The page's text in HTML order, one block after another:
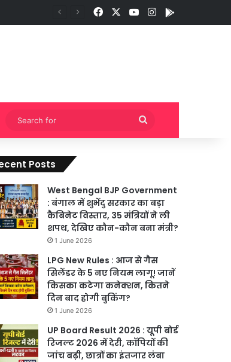
FacebookYouTubeInstagram
Search
for
Posts
West Bengal BJP Government
: बंगाल में शुभेंदु सरकार का बड़ा
कैबिनेट विस्तार, 35 मंत्रियों ने ली
शपथ, देखिए कौन-कौन बना मंत्री?
1 June 2026
LPG New Rules : आज से गैस
सिलेंडर के 5 नए नियम लागू! जानें
किसका कटेगा कनेक्शन, कितने
दिन बाद होगी बुकिंग?
1 June 2026
UP Board Result 2026 : यूपी बोर्ड
रिजल्ट 2026 में देरी, कॉपियों की
जांच बढ़ी, छात्रों का इंतजार लंबा